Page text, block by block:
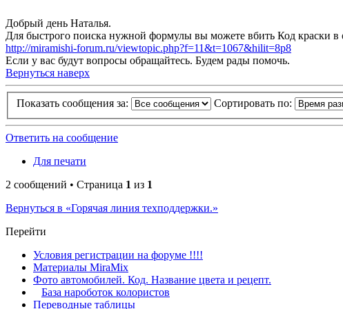
Добрый день Наталья.
Для быстрого поиска нужной формулы вы можете вбить Код краски
http://miramishi-forum.ru/viewtopic.php?f=11&t=1067&hilit=8p8
Если у вас будут вопросы обращайтесь. Будем рады помочь.
Вернуться наверх
Показать сообщения за: Сортировать по:
Ответить на сообщение
Для печати
2 сообщений • Страница 1 из 1
Вернуться в «Горячая линия техподдержки.»
Перейти
Условия регистрации на форуме !!!!
Материалы MiraMix
Фото автомобилей. Код. Название цвета и рецепт.
База нароботок колористов
Переводные таблицы